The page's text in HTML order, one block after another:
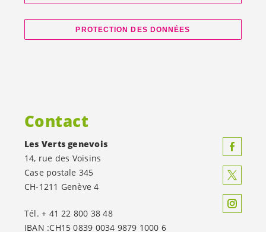
PROTECTION DES DONNÉES
Contact
Les Verts genevois
14, rue des Voisins
Case postale 345
CH-1211 Genève 4
Tél. + 41 22 800 38 48
IBAN :CH15 0839 0034 9879 1000 6